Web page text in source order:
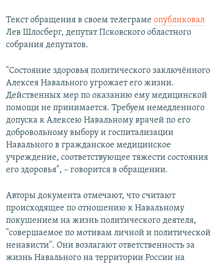
Текст обращения в своем телеграме опубликовал
Лев Шлосберг, депутат Псковского областного
собрания депутатов.
"Состояние здоровья политического заключённого
Алексея Навального угрожает его жизни.
Действенных мер по оказанию ему медицинской
помощи не принимается. Требуем немедленного
допуска к Алексею Навальному врачей по его
добровольному выбору и госпитализации
Навального в гражданское медицинское
учреждение, соответствующее тяжести состояния
его здоровья", – говорится в обращении.
Авторы документа отмечают, что считают
происходящее по отношению к Навальному
покушением на жизнь политического деятеля,
"совершаемое по мотивам личной и политической
ненависти". Они возлагают ответственность за
жизнь Навального на территории России на